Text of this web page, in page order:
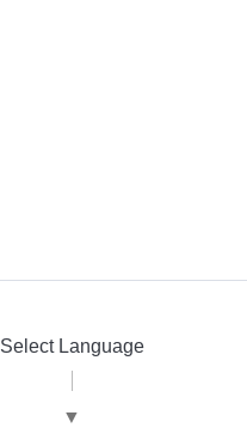
Select Language
▼